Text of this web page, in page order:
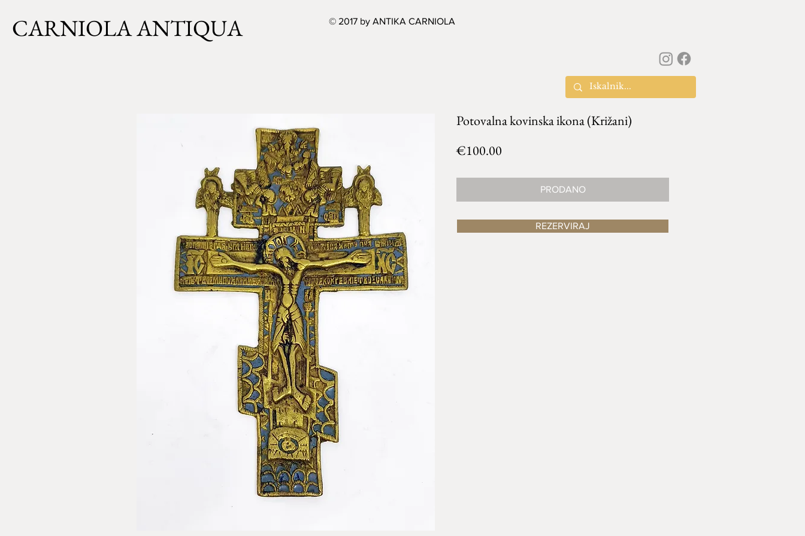
CARNIOLA ANTIQUA © 2017 by ANTIKA CARNIOLA
Potovalna kovinska ikona (Križani)
€100.00
PRODANO
REZERVIRAJ